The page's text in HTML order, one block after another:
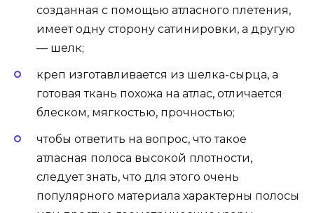
созданная с помощью атласного плетения,
имеет одну сторону сатинировки, а другую
— шелк;
креп изготавливается из шелка-сырца, а
готовая ткань похожа на атлас, отличается
блеском, мягкостью, прочностью;
чтобы ответить на вопрос, что такое
атласная полоса высокой плотности,
следует знать, что для этого очень
популярного материала характерны полосы